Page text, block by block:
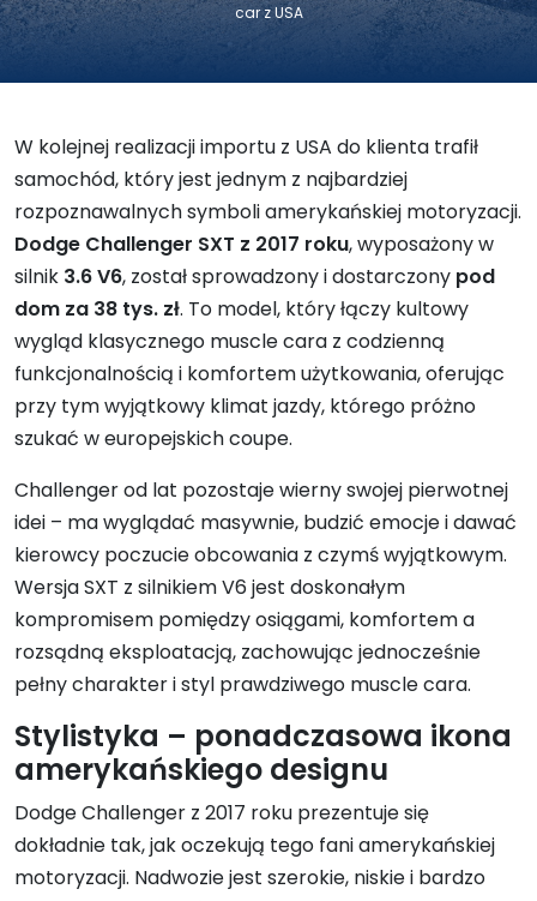
car z USA
W kolejnej realizacji importu z USA do klienta trafił
samochód, który jest jednym z najbardziej
rozpoznawalnych symboli amerykańskiej motoryzacji.
Dodge Challenger SXT z 2017 roku, wyposażony w
silnik 3.6 V6, został sprowadzony i dostarczony pod
dom za 38 tys. zł. To model, który łączy kultowy
wygląd klasycznego muscle cara z codzienną
funkcjonalnością i komfortem użytkowania, oferując
przy tym wyjątkowy klimat jazdy, którego próżno
szukać w europejskich coupe.
Challenger od lat pozostaje wierny swojej pierwotnej
idei – ma wyglądać masywnie, budzić emocje i dawać
kierowcy poczucie obcowania z czymś wyjątkowym.
Wersja SXT z silnikiem V6 jest doskonałym
kompromisem pomiędzy osiągami, komfortem a
rozsądną eksploatacją, zachowując jednocześnie
pełny charakter i styl prawdziwego muscle cara.
Stylistyka – ponadczasowa ikona
amerykańskiego designu
Dodge Challenger z 2017 roku prezentuje się
dokładnie tak, jak oczekują tego fani amerykańskiej
motoryzacji. Nadwozie jest szerokie, niskie i bardzo